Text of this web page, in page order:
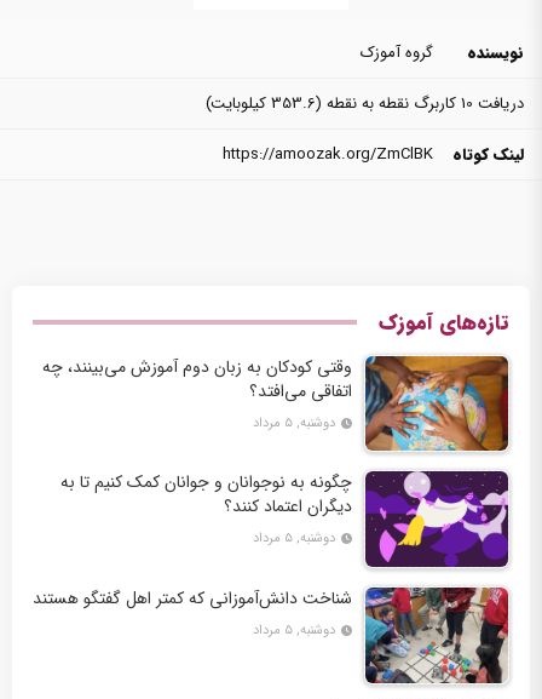
نویسنده
گروه آموزک
دریافت 10 کاربرگ نقطه به نقطه
(353.6 کیلوبایت)
لینک کوتاه
https://amoozak.org/ZmClBK
تازه‌های آموزک
وقتی کودکان به زبان دوم آموزش می‌بینند، چه
اتفاقی می‌افتد؟
دوشنبه, ۵ مرداد
چگونه به نوجوانان و جوانان کمک کنیم تا به
دیگران اعتماد کنند؟
دوشنبه, ۵ مرداد
شناخت دانش‌آموزانی که کمتر اهل گفتگو هستند
دوشنبه, ۵ مرداد